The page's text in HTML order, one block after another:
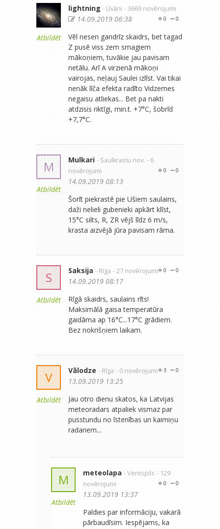
Atbildēt
lightning - Līvāni - 3669 novērojumi
0
0
14.09.2019 06:38
Vēl nesen gandrīz skaidrs, bet tagad
Z pusē viss zem smagiem
mākoņiem, tuvākie jau pavisam
netālu. Arī A virzienā mākoņi
vairojas, neļauj Saulei izlīst. Vai tikai
nenāk līča efekta radīto Vidzemes
negaisu atliekas... Bet pa nakti
atdzisis riktīgi, min.t. +7°C, šobrīd
+7,7°C.
M
Atbildēt
Mulkari - Saulkrastu nov. - 6
novērojumi
0
0
14.09.2019 08:13
Šorīt piekrastē pie Ušiem saulains,
daži nelieli gubenieki apkārt klīst,
15°C silts, R, ZR vējš līdz 6 m/s,
krasta aizvējā jūra pavisam rāma.
S
Atbildēt
Saksija - Rīga - 27 novērojumi 0
0
14.09.2019 08:17
Rīgā skaidrs, saulains rīts!
Maksimālā gaisa temperatūra
gaidāma ap 16°C...17°C grādiem.
Bez nokrišņiem laikam.
V
Atbildēt
Vālodze - Rīga - 0 novērojumi 0
3
13.09.2019 13:25
Jau otro dienu skatos, ka Latvijas
meteoradars atpaliek vismaz par
pusstundu no īstenības un kaimiņu
radariem...
M
Atbildēt
meteolapa - Ventspils - 129
novērojumi
0
0
13.09.2019 13:37
Paldies par informāciju, vakarā
pārbaudīsim. Iespējams, ka